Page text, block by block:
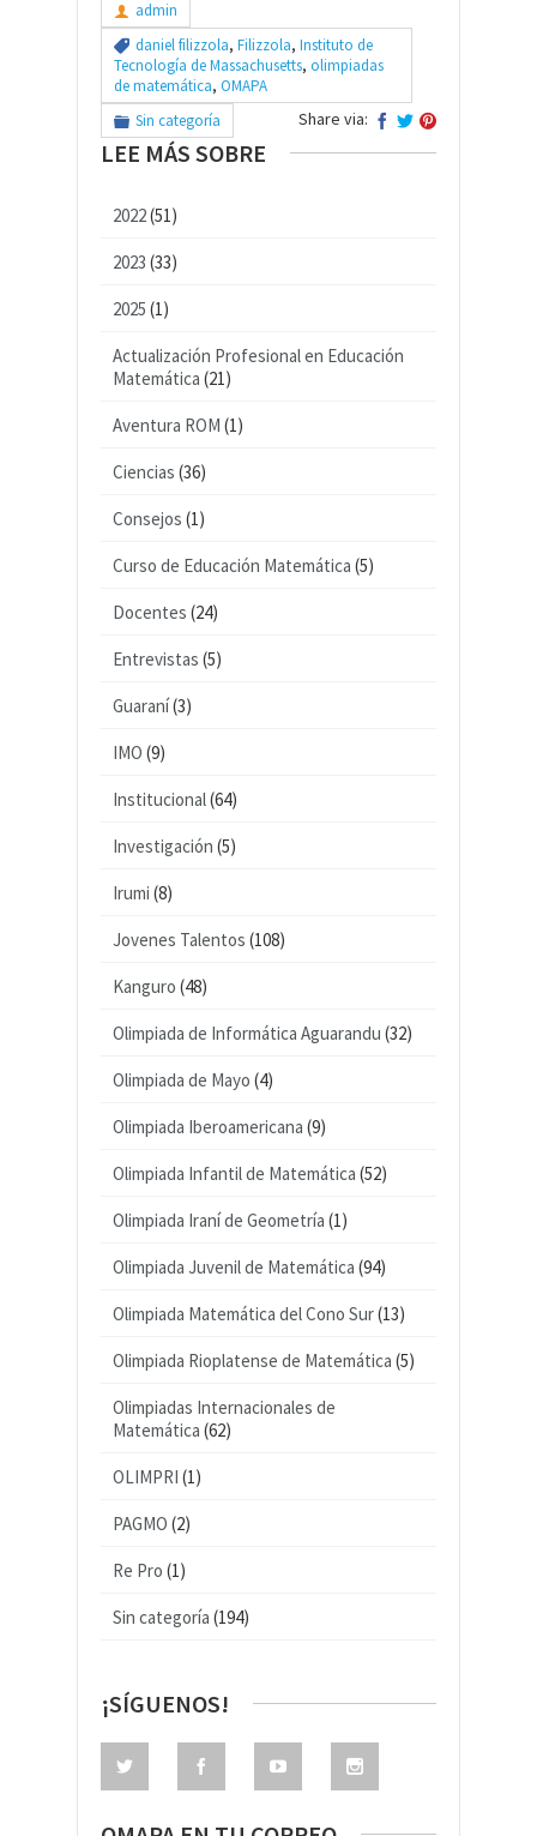
admin
daniel filizzola, Filizzola, Instituto de
Tecnología de Massachusetts, olimpiadas
de matemática, OMAPA
Sin categoría
Share via:
LEE MÁS SOBRE
2022(51)
2023 (33)
2025 (1)
Actualización Profesional en Educación
Matemática (21)
Aventura ROM (1)
Ciencias (36)
Consejos (1)
Curso de Educación Matemática (5)
Docentes (24)
Entrevistas (5)
Guaraní(3)
IMO (9)
Institucional(64)
Investigación (5)
Irumi (8)
Jovenes Talentos (108)
Kanguro (48)
Olimpiada de Informática Aguarandu (32)
Olimpiada de Mayo (4)
Olimpiada Iberoamericana (9)
Olimpiada Infantil de Matemática (52)
Olimpiada Iraní de Geometría (1)
Olimpiada Juvenil de Matemática (94)
Olimpiada Matemática del Cono Sur(13)
Olimpiada Rioplatense de Matemática (5)
Olimpiadas Internacionales de
Matemática (62)
OLIMPRI (1)
PAGMO (2)
Re Pro (1)
Sin categoría (194)
¡SÍGUENOS!